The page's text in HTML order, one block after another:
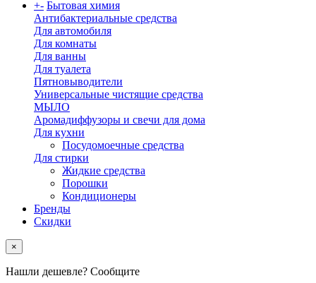
+- Бытовая химия
Антибактериальные средства
Для автомобиля
Для комнаты
Для ванны
Для туалета
Пятновыводители
Универсальные чистящие средства
МЫЛО
Аромадиффузоры и свечи для дома
Для кухни
Посудомоечные средства
Для стирки
Жидкие средства
Порошки
Кондиционеры
Бренды
Скидки
×
Нашли дешевле? Сообщите